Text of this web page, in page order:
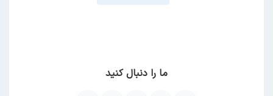
ما را دنبال کنید